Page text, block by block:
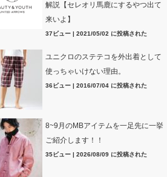
解説【セレオリ馬鹿にするやつ出て
来いよ】
37ビュー| 2021/05/02 に投稿された
ユニクロのステテコを外出着として
使っちゃいけない理由。
36ビュー| 2016/07/04 に投稿された
8~9月のMBアイテムを一足先に一挙
ご紹介します！！
35ビュー| 2026/08/09 に投稿された